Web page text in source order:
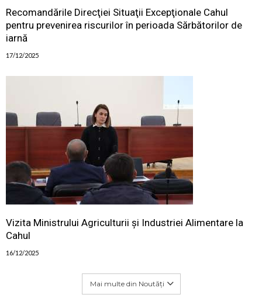
Recomandările Direcţiei Situaţii Excepţionale Cahul
pentru prevenirea riscurilor în perioada Sărbătorilor de
iarnă
17/12/2025
Vizita Ministrului Agriculturii și Industriei Alimentare la
Cahul
16/12/2025
Mai multe din Noutăți